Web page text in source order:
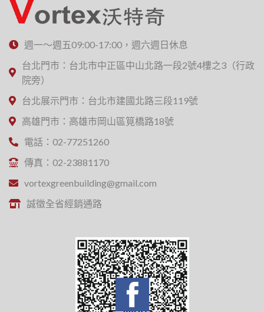
週一～週五09:00-17:00，週六週日休息
台北門市：台北市中正區中山北路一段2號4樓之3（行政
院旁）
台北展示門市：台北市建國北路三段119號
高雄門市：高雄市岡山區筧橋路18號
電話：02-77251260
傳真：02-23881170
vortexgreenbuilding@gmail.com
誠徵全省經銷通路